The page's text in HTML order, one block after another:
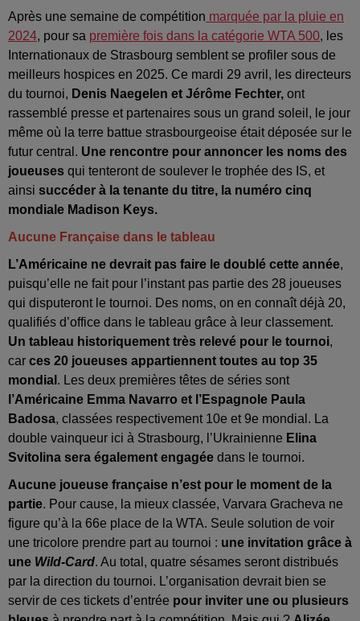
Après une semaine de compétition marquée par la pluie en
2024, pour sa première fois dans la catégorie WTA 500, les
Internationaux de Strasbourg semblent se profiler sous de
meilleurs hospices en 2025. Ce mardi 29 avril, les directeurs
du tournoi, Denis Naegelen et Jérôme Fechter, ont
rassemblé presse et partenaires sous un grand soleil, le jour
même où la terre battue strasbourgeoise était déposée sur le
futur central. Une rencontre pour annoncer les noms des
joueuses qui tenteront de soulever le trophée des IS, et
ainsi succéder à la tenante du titre, la numéro cinq
mondiale Madison Keys.
Aucune Française dans le tableau
L’Américaine ne devrait pas faire le doublé cette année,
puisqu’elle ne fait pour l’instant pas partie des 28 joueuses
qui disputeront le tournoi. Des noms, on en connaît déjà 20,
qualifiés d’office dans le tableau grâce à leur classement.
Un tableau historiquement très relevé pour le tournoi,
car ces 20 joueuses appartiennent toutes au top 35
mondial . Les deux premières têtes de séries sont
l’Américaine Emma Navarro et l’Espagnole Paula
Badosa, classées respectivement 10e et 9e mondial. La
double vainqueur ici à Strasbourg, l’Ukrainienne Elina
Svitolina sera également engagée dans le tournoi.
Aucune joueuse française n’est pour le moment de la
partie. Pour cause, la mieux classée, Varvara Gracheva ne
figure qu’à la 66e place de la WTA. Seule solution de voir
une tricolore prendre part au tournoi : une invitation grâce à
une Wild-Card. Au total, quatre sésames seront distribués
par la direction du tournoi. L’organisation devrait bien se
servir de ces tickets d’entrée pour inviter une ou plusieurs